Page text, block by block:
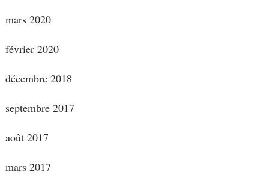
mars 2020
février 2020
décembre 2018
septembre 2017
août 2017
mars 2017